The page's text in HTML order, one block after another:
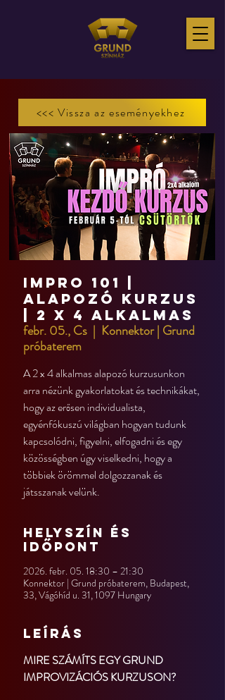
<<< Vissza az eseményekhez
IMPRO 101 |
Alapozó kurzus
| 2 x 4 alkalmas
febr. 05., Cs
  |
Konnektor | Grund
próbaterem
A 2 x 4 alkalmas alapozó kurzusunkon
arra nézünk gyakorlatokat és technikákat,
hogy az erősen individualista,
egyénfókuszú világban hogyan tudunk
kapcsolódni, figyelni, elfogadni és egy
közösségben úgy viselkedni, hogy a
többiek örömmel dolgozzanak és
játsszanak velünk.
Helyszín és
időpont
2026. febr. 05. 18:30 – 21:30
Konnektor | Grund próbaterem, Budapest,
33, Vágóhíd u. 31, 1097 Hungary
Leírás
MIRE SZÁMÍTS EGY GRUND
IMPROVIZÁCIÓS KURZUSON?